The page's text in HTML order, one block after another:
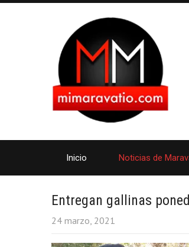
Inicio Noticias de
Entregan gallinas
24 marzo, 2021